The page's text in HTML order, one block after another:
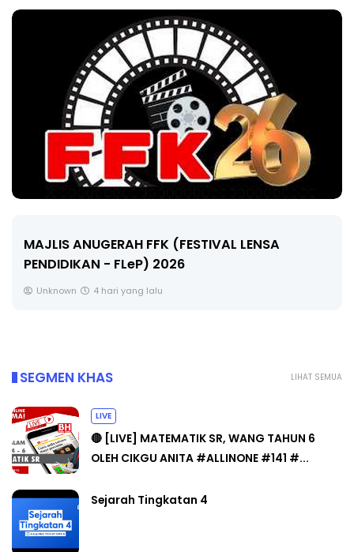
MAJLIS ANUGERAH FFK (FESTIVAL LENSA
PENDIDIKAN - FLeP) 2026
Unknown 4 hari yang lalu
LIHAT SEMUA
SEGMEN KHAS
LIVE
🔴 [LIVE] MATEMATIK SR, WANG TAHUN 6
OLEH CIKGU ANITA #ALLINONE #141 #...
Sejarah Tingkatan 4